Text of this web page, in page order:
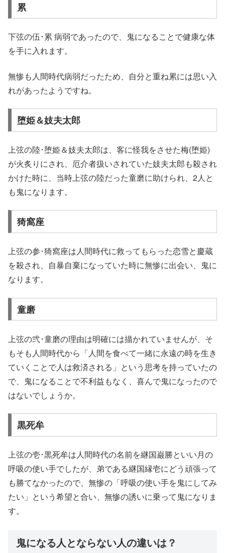
累
下弦の伍･累 病弱であったので、鬼になることで健康な体
を手に入れます。
無惨も人間時代病弱だったため、自分と重ね累には思い入
れがあったようですね。
堕姫＆妓夫太郎
上弦の陸･堕姫＆妓夫太郎は、客に怪我をさせた梅(堕姫)
が火炙りにされ、厄介者扱いされていた妓夫太郎も殺され
かけた時に、当時上弦の陸だった童磨に助けられ、2人と
も鬼になります。
猗窩座
上弦の参･猗窩座は人間時代に救ってもらった恋雪と慶蔵
を殺され、自暴自棄になっていた時に無惨に出会い、鬼に
なります。
童磨
上弦の弐･童磨の理由は明確には描かれていませんが、そ
もそも人間時代から「人間を食べて一緒に永遠の時を生き
ていくことで人は救済される」という思考を持っていたの
で、鬼になることで不利益もなく、喜んで鬼になったので
はないでしょうか。
黒死牟
上弦の壱･黒死牟は人間時代の名前を継国巌勝といい月の
呼吸の使い手でしたが、弟である継国縁壱にどう頑張って
も勝てなかったので、無惨の「呼吸の使い手を鬼にしてみ
たい」という希望と合い、無惨の誘いに乗って鬼になりま
す。
鬼になる人とならない人の違いは？